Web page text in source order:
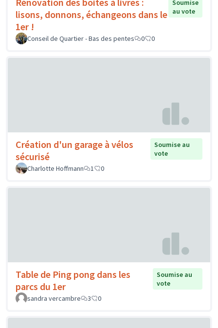
lisons, donnons, échangeons dans le
1er !
Soumise
au vote
Conseil de Quartier - Bas des pentes 0 0
Création d'un garage à vélos
sécurisé
Soumise au
vote
Charlotte Hoffmann
1 0
Table de Ping pong dans les
parcs du 1er
Soumise au
vote
sandra vercambre
3 0